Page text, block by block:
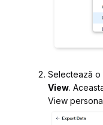
Selectează o
View.
View